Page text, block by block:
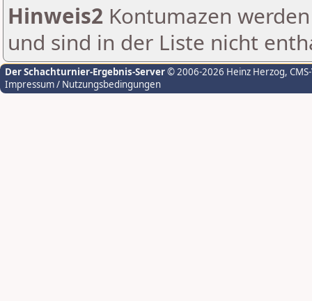
Hinweis2 Kontumazen
und sind in der Liste nicht
Der Schachturnier-Ergebnis-Server© 2006-2026 Heinz Herzog,
Impressum / Nutzungsbedingungen